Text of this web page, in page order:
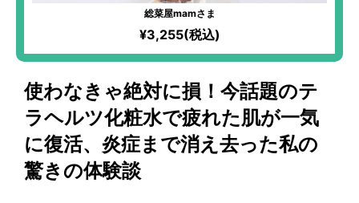
総菜屋mamさま
¥3,255(税込)
使わなきゃ絶対に損！今話題のテ
ラヘルツ化粧水で疲れた肌が一気
に復活、炎症まで消え去った私の
驚きの体験談